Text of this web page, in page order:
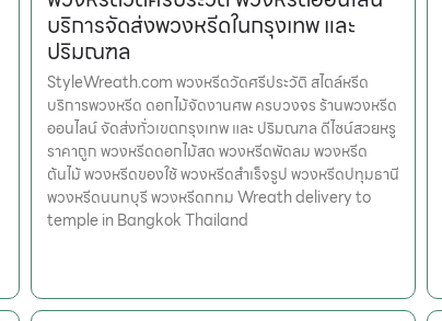
บริการจัดส่งพวงหรีดในกรุงเทพ และ
ปริมณฑล
StyleWreath.com พวงหรีดวัดศรีประวัติ สไตล์หรีด
บริการพวงหรีด ดอกไม้จัดงานศพ ครบวงจร ร้านพวงหรีด
ออนไลน์ จัดส่งทั่วเขตกรุงเทพ และ ปริมณฑล ดีไซน์สวยหรู
ราคาถูก พวงหรีดดอกไม้สด พวงหรีดพัดลม พวงหรีด
ต้นไม้ พวงหรีดของใช้ พวงหรีดสำเร็จรูป พวงหรีดปทุมธานี
พวงหรีดนนทบุรี พวงหรีดกทม Wreath delivery to
temple in Bangkok Thailand